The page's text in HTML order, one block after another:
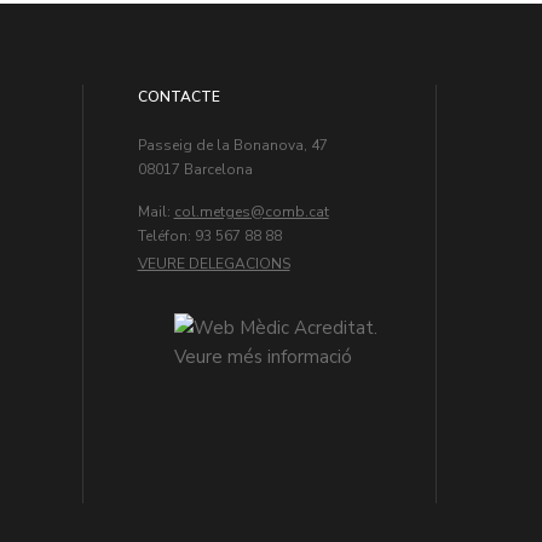
CONTACTE
Passeig de la Bonanova, 47
08017 Barcelona
Mail: col.metges
Teléfon: 93 567 88 88
VEURE DELEGACIONS